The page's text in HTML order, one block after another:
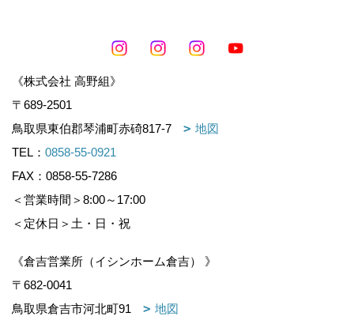
《株式会社 高野組》
〒689-2501
鳥取県東伯郡琴浦町赤碕817-7
地図
TEL： 0858-55-0921
FAX：0858-55-7286
＜営業時間＞8:00～17:00
＜定休日＞土・日・祝
《倉吉営業所（イシンホーム倉吉） 》
〒682-0041
鳥取県倉吉市河北町91
地図